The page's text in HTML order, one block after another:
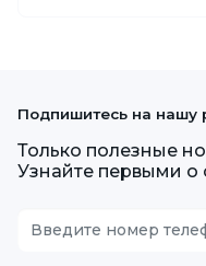
Подпишитесь на нашу
Только полезные
Узнайте первыми о